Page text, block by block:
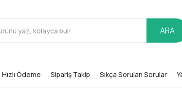
ARA
Hızlı Ödeme Sipariş Takip Sıkça Sorulan Sorular